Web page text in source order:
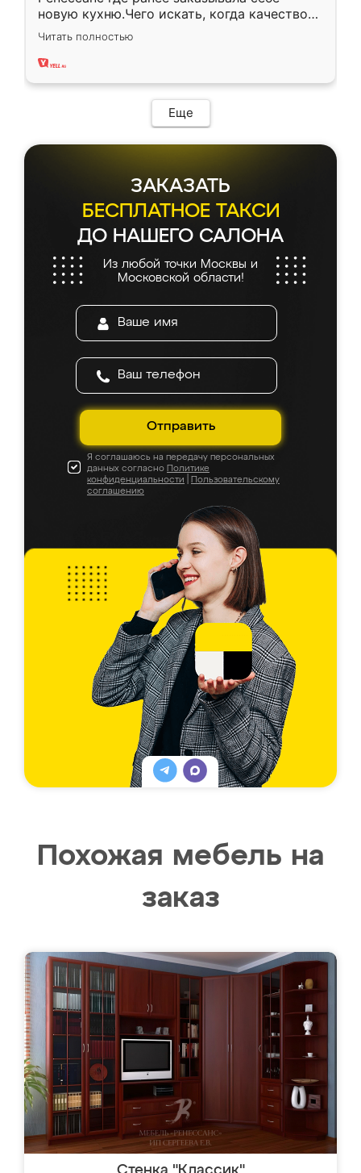
новую кухню.Чего искать, когда качеством
вполне довольна. Служит кухня уже почти
два года, нареканий нет.
Читать полностью
Еще
ЗАКАЗАТЬ
БЕСПЛАТНОЕ ТАКСИ
ДО НАШЕГО САЛОНА
Из любой точки Москвы и
Московской области!
Отправить
Я соглашаюсь на передачу персональных
данных согласно Политике
конфиденциальности
Пользовательскому
соглашению
Похожая мебель на
заказ